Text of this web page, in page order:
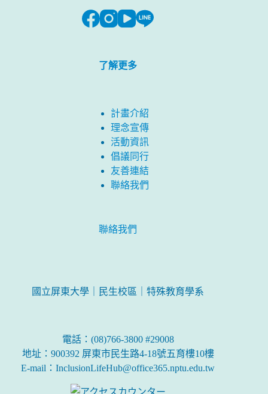
了解更多
計畫介紹
理念宣傳
活動資訊
倡議同行
友善連結
聯絡我們
聯絡我們
國立屏東大學｜民生校區｜特殊教育學系
電話：(08)766-3800 #29008
地址：900392 屏東市民生路4-18號五育樓10樓
E-mail：InclusionLifeHub@office365.nptu.edu.tw